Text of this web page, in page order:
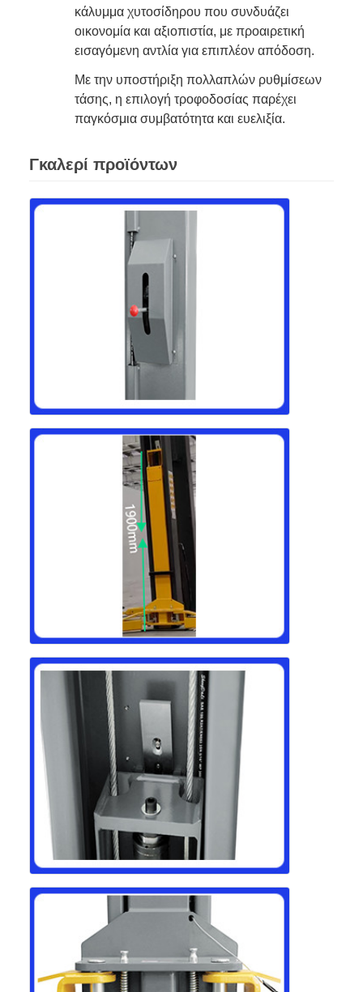
κάλυμμα χυτοσίδηρου που συνδυάζει
οικονομία και αξιοπιστία, με προαιρετική
εισαγόμενη αντλία για επιπλέον απόδοση.
Με την υποστήριξη πολλαπλών ρυθμίσεων
τάσης, η επιλογή τροφοδοσίας παρέχει
παγκόσμια συμβατότητα και ευελιξία.
Γκαλερί προϊόντων